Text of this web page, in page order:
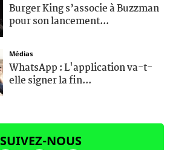
Burger King s’associe à Buzzman
pour son lancement...
Médias
WhatsApp : L'application va-t-
elle signer la fin...
SUIVEZ-NOUS